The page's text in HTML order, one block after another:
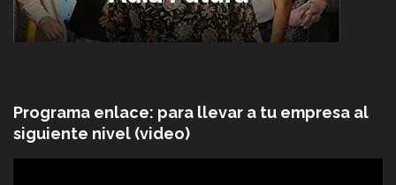
Programa enlace: para llevar a tu empresa al
siguiente nivel (video)